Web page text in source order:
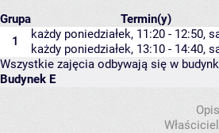
Grupa
Termin(y)
1
każdy poniedziałek, 11:20 - 12:50,
każdy poniedziałek, 13:10 - 14:40,
Wszystkie zajęcia odbywają się w
Budynek E